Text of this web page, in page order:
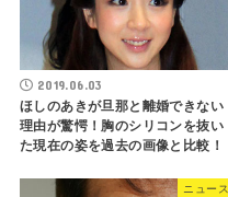
2019.06.03
ほしのあきが旦那と離婚できない
理由が驚愕！胸のシリコンを抜い
た現在の姿を過去の画像と比較！
ニュース